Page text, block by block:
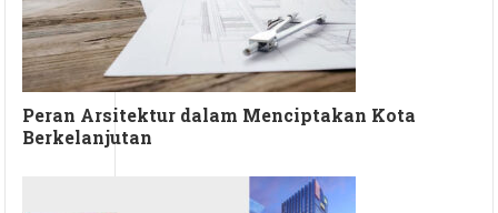
Peran Arsitektur dalam Menciptakan Kota
Berkelanjutan